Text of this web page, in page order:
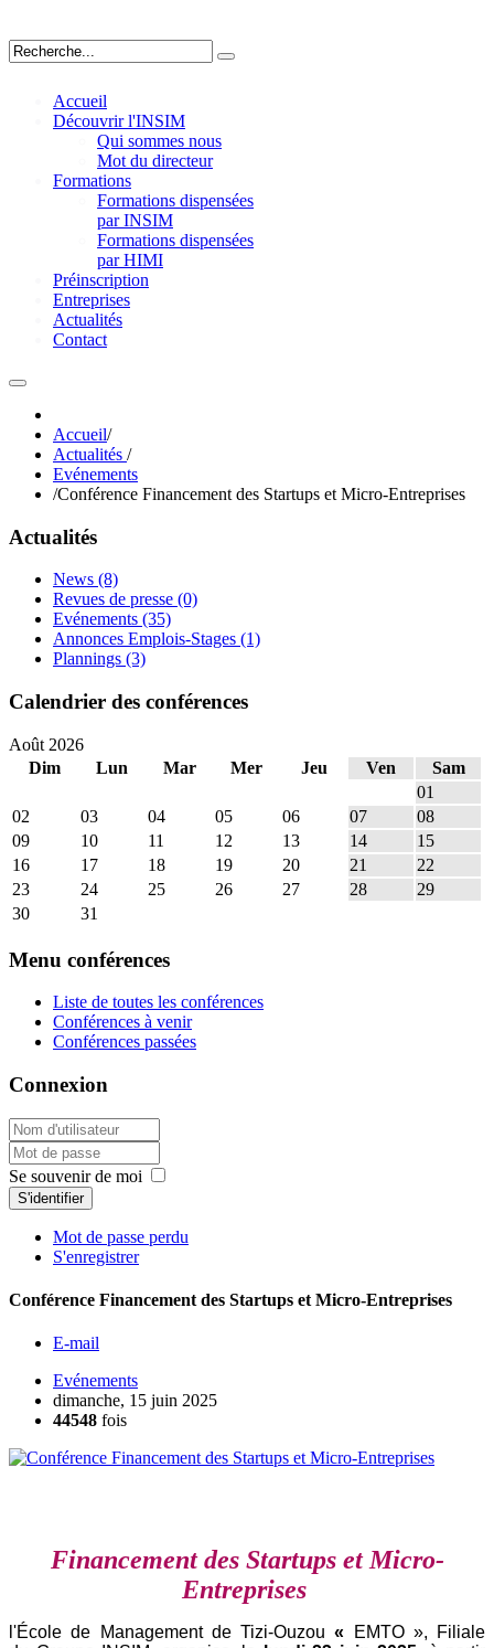
Accueil
Découvrir l'INSIM
Qui sommes nous
Mot du directeur
Formations
Formations dispensées
par INSIM
Formations dispensées
par HIMI
Préinscription
Entreprises
Actualités
Contact
Accueil/
Actualités /
Evénements
/Conférence Financement des Startups et Micro-Entreprises
Actualités
News (8)
Revues de presse (0)
Evénements (35)
Annonces Emplois-Stages (1)
Plannings (3)
Calendrier des conférences
Août 2026
Dim
Lun Mar Mer Jeu Ven
Sam
01
02
03 04 05 06 07
08
09
10 11 12 13 14
15
16
17 18 19 20 21
22
23
24 25 26 27 28
29
30
31
Menu conférences
Liste de toutes les conférences
Conférences à venir
Conférences passées
Connexion
Se souvenir de moi
S'identifier
Mot de passe perdu
S'enregistrer
Conférence Financement des Startups et Micro-Entreprises
E-mail
Evénements
dimanche, 15 juin 2025
44548 fois
Financement des Startups et Micro-
Entreprises
l'École de Management de Tizi-Ouzou«
EMTO », Filiale